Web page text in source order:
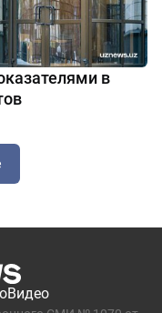
в
Видео